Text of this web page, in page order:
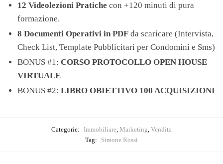
12 Videolezioni Pratiche con +120 minuti di pura
formazione.
8 Documenti Operativi in PDF da scaricare (Intervista,
Check List, Template Pubblicitari per Condomini e Sms)
BONUS #1: CORSO PROTOCOLLO OPEN HOUSE
VIRTUALE
BONUS #2: LIBRO OBIETTIVO 100 ACQUISIZIONI
Categorie: Immobiliare Marketing Vendita
Tag:
Simone Rossi